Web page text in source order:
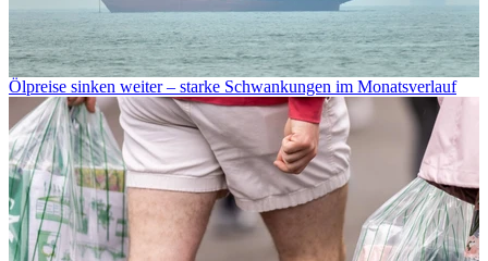
Ölpreise sinken weiter – starke Schwankungen im Monatsverlauf